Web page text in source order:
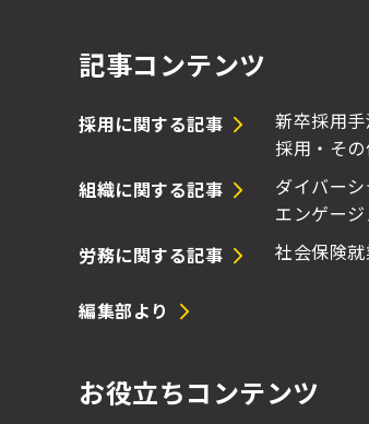
記事コンテンツ
採用に関する記事 新卒採用手
採用・そ
組織に関する記事
ダイバー
エンゲー
労務に関する記事
社会保険
編集部より
お役立ちコンテンツ